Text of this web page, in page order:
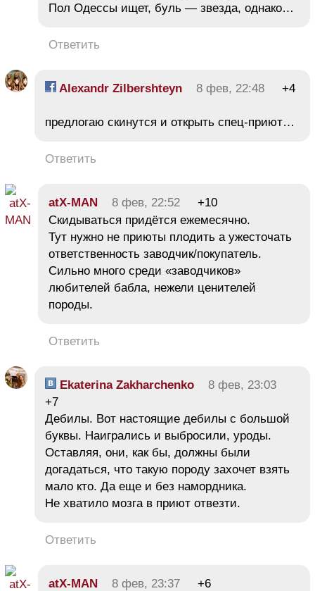
Пол Одессы ищет, буль — звезда, однако…
Ответить
Alexandr Zilbershteyn 8 фев, 22:48 +4
предлогаю скинутся и открыть спец-приют…
Ответить
atX-MAN 8 фев, 22:52
+10
Скидываться придётся ежемесячно.
Тут нужно не приюты плодить а ужесточать
ответственность заводчик/покупатель.
Сильно много среди «заводчиков»
любителей бабла, нежели ценителей
породы.
Ответить
Ekaterina Zakharchenko
8 фев, 23:03
+7
Дебилы. Вот настоящие дебилы с большой
буквы. Наигрались и выбросили, уроды.
Оставляя, они, как бы, должны были
догадаться, что такую породу захочет взять
мало кто. Да еще и без намордника.
Не хватило мозга в приют отвезти.
Ответить
atX-MAN 8 фев, 23:37
+6